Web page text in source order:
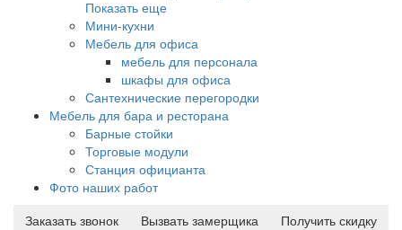
Показать еще
Мини-кухни
Мебель для офиса
мебель для персонала
шкафы для офиса
Сантехнические перегородки
Мебель для бара и ресторана
Барные стойки
Торговые модули
Станция официанта
Фото наших работ
Заказать звонок
Вызвать замерщика
Получить скидку